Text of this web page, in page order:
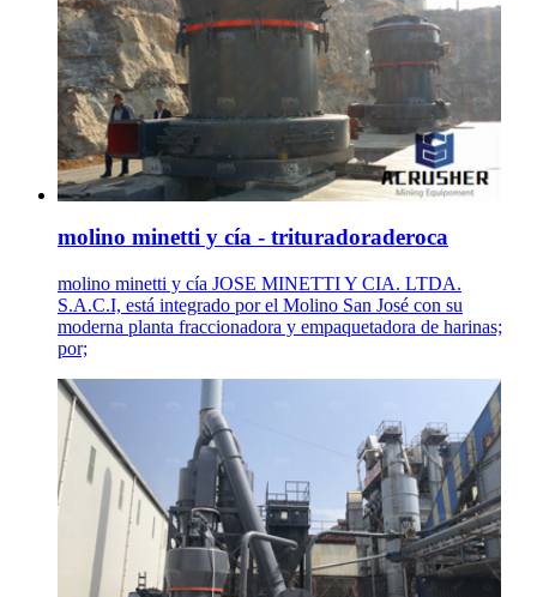
molino minetti y cía - trituradoraderoca
molino minetti y cía JOSE MINETTI Y CIA. LTDA.
S.A.C.I, está integrado por el Molino San José con su
moderna planta fraccionadora y empaquetadora de harinas;
por;